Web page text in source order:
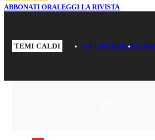
ABBONATI ORALEGGI LA RIVISTA
TEMI CALDI GP UNGHERIA